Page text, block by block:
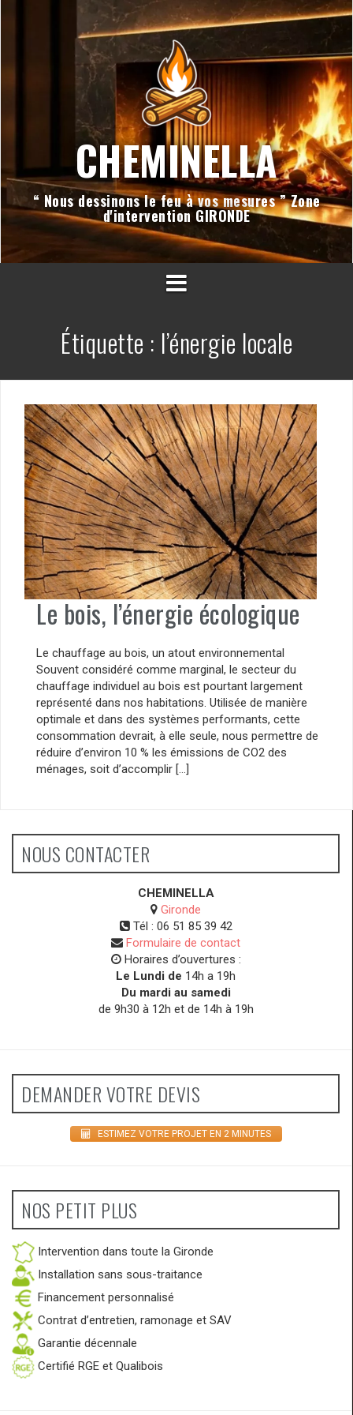
CHEMINELLA
“ Nous dessinons le feu à vos mesures ” Zone
d'intervention GIRONDE
Étiquette : l’énergie locale
Le bois, l’énergie écologique
Le chauffage au bois, un atout environnemental
Souvent considéré comme marginal, le secteur du
chauffage individuel au bois est pourtant largement
représenté dans nos habitations. Utilisée de manière
optimale et dans des systèmes performants, cette
consommation devrait, à elle seule, nous permettre de
réduire d’environ 10 % les émissions de CO2 des
ménages, soit d’accomplir […]
NOUS CONTACTER
CHEMINELLA
Gironde
Tél : 06 51 85 39 42
Formulaire de contact
Horaires d’ouvertures :
Le Lundi de 14h a 19h
Du mardi au samedi
de 9h30 à 12h et de 14h à 19h
DEMANDER VOTRE DEVIS
ESTIMEZ VOTRE PROJET EN 2 MINUTES
NOS PETIT PLUS
Intervention dans toute la Gironde
Installation sans sous-traitance
Financement personnalisé
Contrat d’entretien, ramonage et SAV
Garantie décennale
Certifié RGE et Qualibois